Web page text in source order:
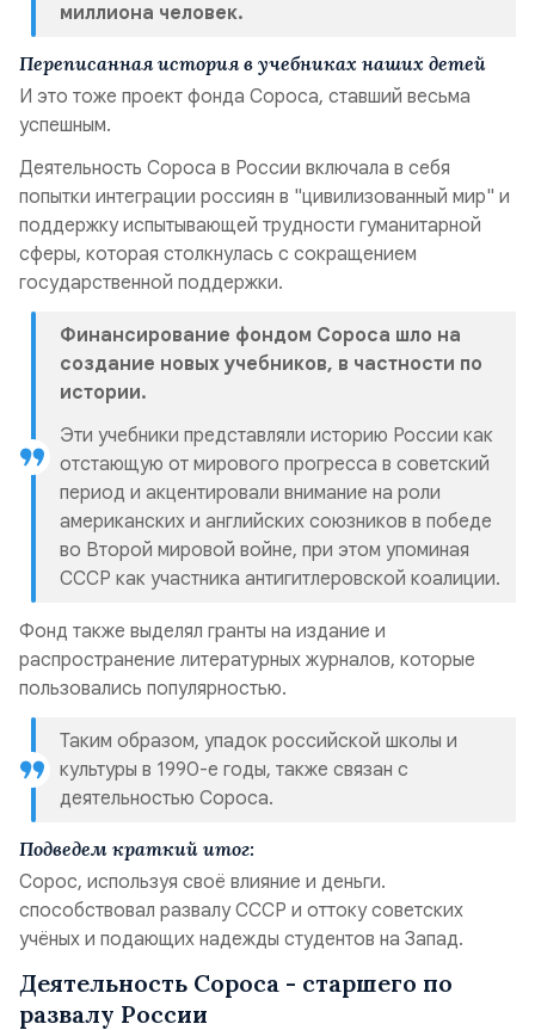
миллиона человек.
Переписанная история в учебниках наших детей
И это тоже проект фонда Сороса, ставший весьма
успешным.
Деятельность Сороса в России включала в себя
попытки интеграции россиян в "цивилизованный мир" и
поддержку испытывающей трудности гуманитарной
сферы, которая столкнулась с сокращением
государственной поддержки.
Финансирование фондом Сороса шло на
создание новых учебников, в частности по
истории.
Эти учебники представляли историю России как
отстающую от мирового прогресса в советский
период и акцентировали внимание на роли
американских и английских союзников в победе
во Второй мировой войне, при этом упоминая
СССР как участника антигитлеровской коалиции.
Фонд также выделял гранты на издание и
распространение литературных журналов, которые
пользовались популярностью.
Таким образом, упадок российской школы и
культуры в 1990-е годы, также связан с
деятельностью Сороса.
Подведем краткий итог:
Сорос, используя своё влияние и деньги.
способствовал развалу СССР и оттоку советских
учёных и подающих надежды студентов на Запад.
Деятельность Сороса - старшего по
развалу России